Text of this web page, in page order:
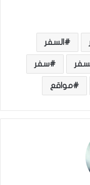
السفر
سفر
مواقع